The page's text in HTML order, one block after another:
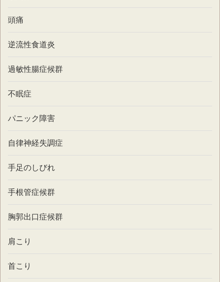
頭痛
逆流性食道炎
過敏性腸症候群
不眠症
パニック障害
自律神経失調症
手足のしびれ
手根管症候群
胸郭出口症候群
肩こり
首こり